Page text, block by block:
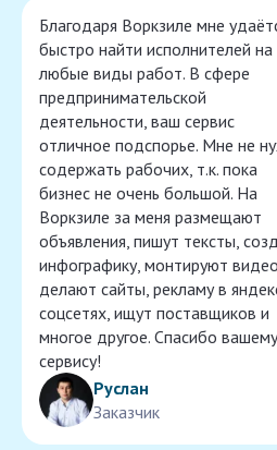
Благодаря Воркзиле мне
быстро найти исполнителей на
любые виды работ. В сфере
предпринимательской
деятельности, ваш сервис
отличное подспорье. Мне не
содержать рабочих, т.к. пока
бизнес не очень большой. На
Воркзиле за меня размещают
объявления, пишут тексты,
инфографику, монтируют
делают сайты, рекламу в
соцсетях, ищут поставщиков и
многое другое. Спасибо вашему
сервису!
Руслан
Заказчик